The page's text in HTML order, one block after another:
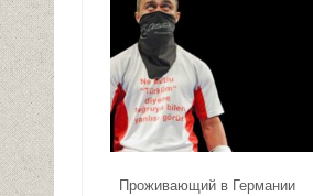
Проживающий в Германии